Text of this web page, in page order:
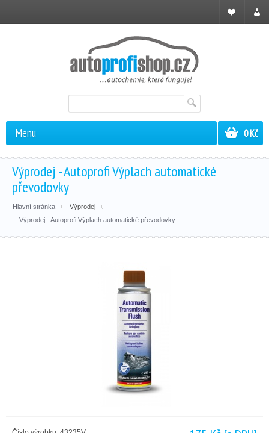
Registrace
0 Kč
Menu
Výprodej - Autoprofi Výplach automatické
převodovky
Hlavní stránka
Výprodej
Výprodej - Autoprofi Výplach automatické převodovky